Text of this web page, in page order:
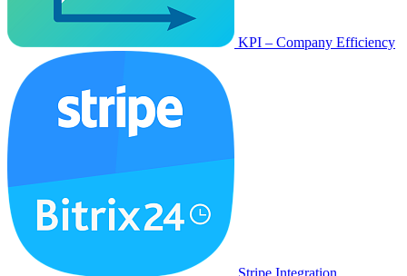
KPI – Company Efficiency
Stripe Integration